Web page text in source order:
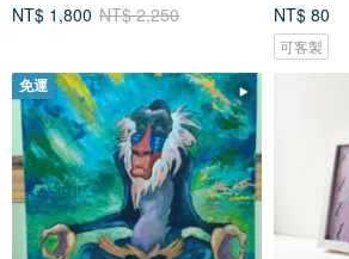
NT$ 1,800 NT$ 2,250
NT$ 80
可客製
免運